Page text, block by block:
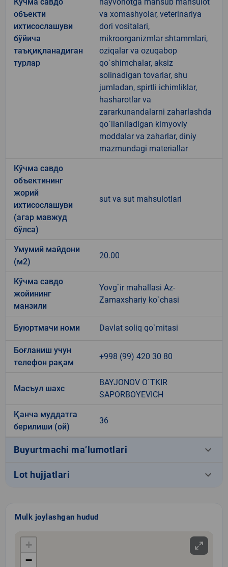
объекти
ихтисослашуви
бўйича
таъқиқланадиган
турлар
va xomashyolar, veterinariya
dori vositalari,
mikroorganizmlar shtammlari,
oziqalar va ozuqabop
qo`shimchalar, aksiz
solinadigan tovarlar, shu
jumladan, spirtli ichimliklar,
hasharotlar va
zararkunandalarni zaharlashda
qo`llaniladigan kimyoviy
moddalar va zaharlar, diniy
mazmundagi materiallar
Кўчма савдо
объектининг
жорий
ихтисослашуви
(агар мавжуд
бўлса)
sut va sut mahsulotlari
Умумий майдони
(м2)
20.00
Кўчма савдо
жойининг
манзили
Yovg`ir mahallasi Az-
Zamaxshariy ko`chasi
Буюртмачи номи Davlat soliq qo`mitasi
Боғланиш учун
телефон рақам
+998 (99) 420 30 80
Масъул шахс
BAYJONOV O`TKIR
SAPORBOYEVICH
Қанча муддатга
берилиши (ой)
36
Buyurtmachi ma’lumotlari keyboard_arrow_down
Lot hujjatlari keyboard_arrow_down
Mulk joylashgan hudud
+
−